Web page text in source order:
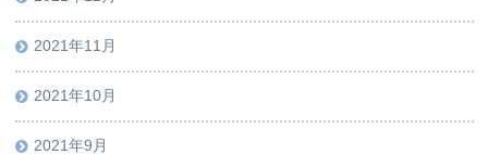
2021年11月
2021年10月
2021年9月